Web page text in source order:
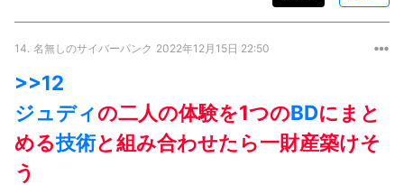
14. 名無しのサイバーパンク 2022年12月15日 22:50
>>12
ジュディの二人の体験を1つのBDにまと
める技術と組み合わせたら一財産築けそ
う